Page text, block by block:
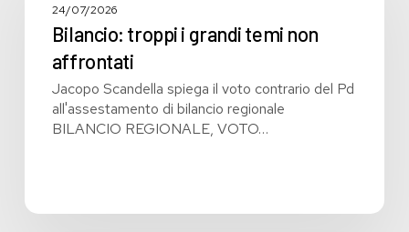
grandi
affrontati
24/07/2026
Bilancio: troppi i grandi temi non
affrontati
Jacopo Scandella spiega il voto contrario del Pd
all'assestamento di bilancio regionale
BILANCIO REGIONALE, VOTO…